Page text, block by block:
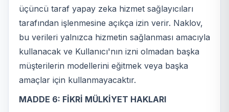
üçüncü taraf yapay zeka hizmet sağlayıcıları
tarafından işlenmesine açıkça izin verir. Naklov,
bu verileri yalnızca hizmetin sağlanması amacıyla
kullanacak ve Kullanıcı'nın izni olmadan başka
müşterilerin modellerini eğitmek veya başka
amaçlar için kullanmayacaktır.
MADDE 6: FİKRİ MÜLKİYET HAKLARI